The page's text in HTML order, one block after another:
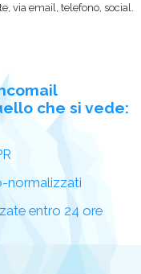
via email, telefono, social.
che si vede:
normalizzati
entro 24 ore